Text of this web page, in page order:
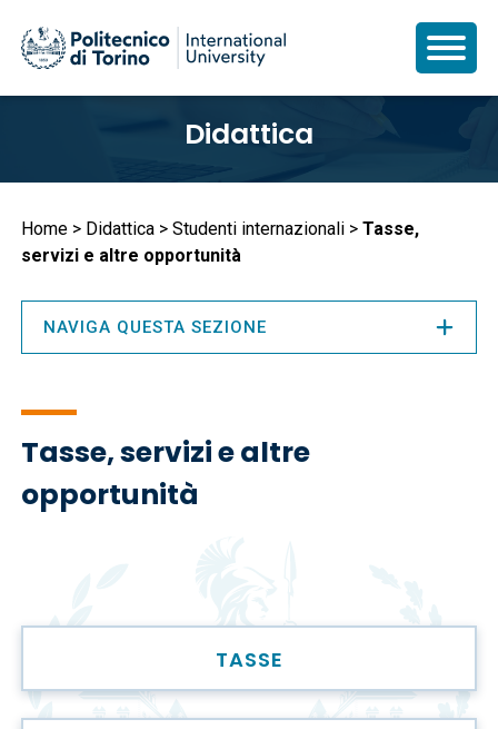
principale
Didattica
Briciole
di
pane
Home Didattica Studenti internazionali
Tasse,
servizi e altre opportunità
Tasse, servizi e altre
opportunità
TASSE
NAVIGA QUESTA SEZIONE